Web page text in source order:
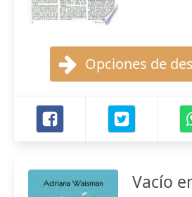
Opciones de
Vacío